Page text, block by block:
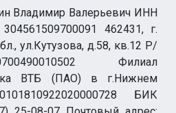
Владимир Валерьевич ИНН
462431, г.
ул.Кутузова, д.58, кв.12 Р/
Филиал
ВТБ (ПАО) в г.Нижнем
БИК